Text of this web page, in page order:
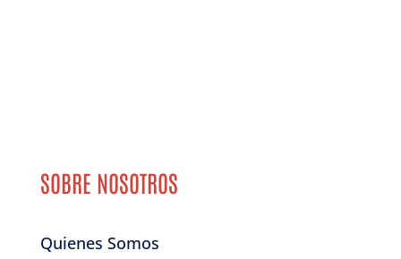
SOBRE NOSOTROS
Quienes Somos